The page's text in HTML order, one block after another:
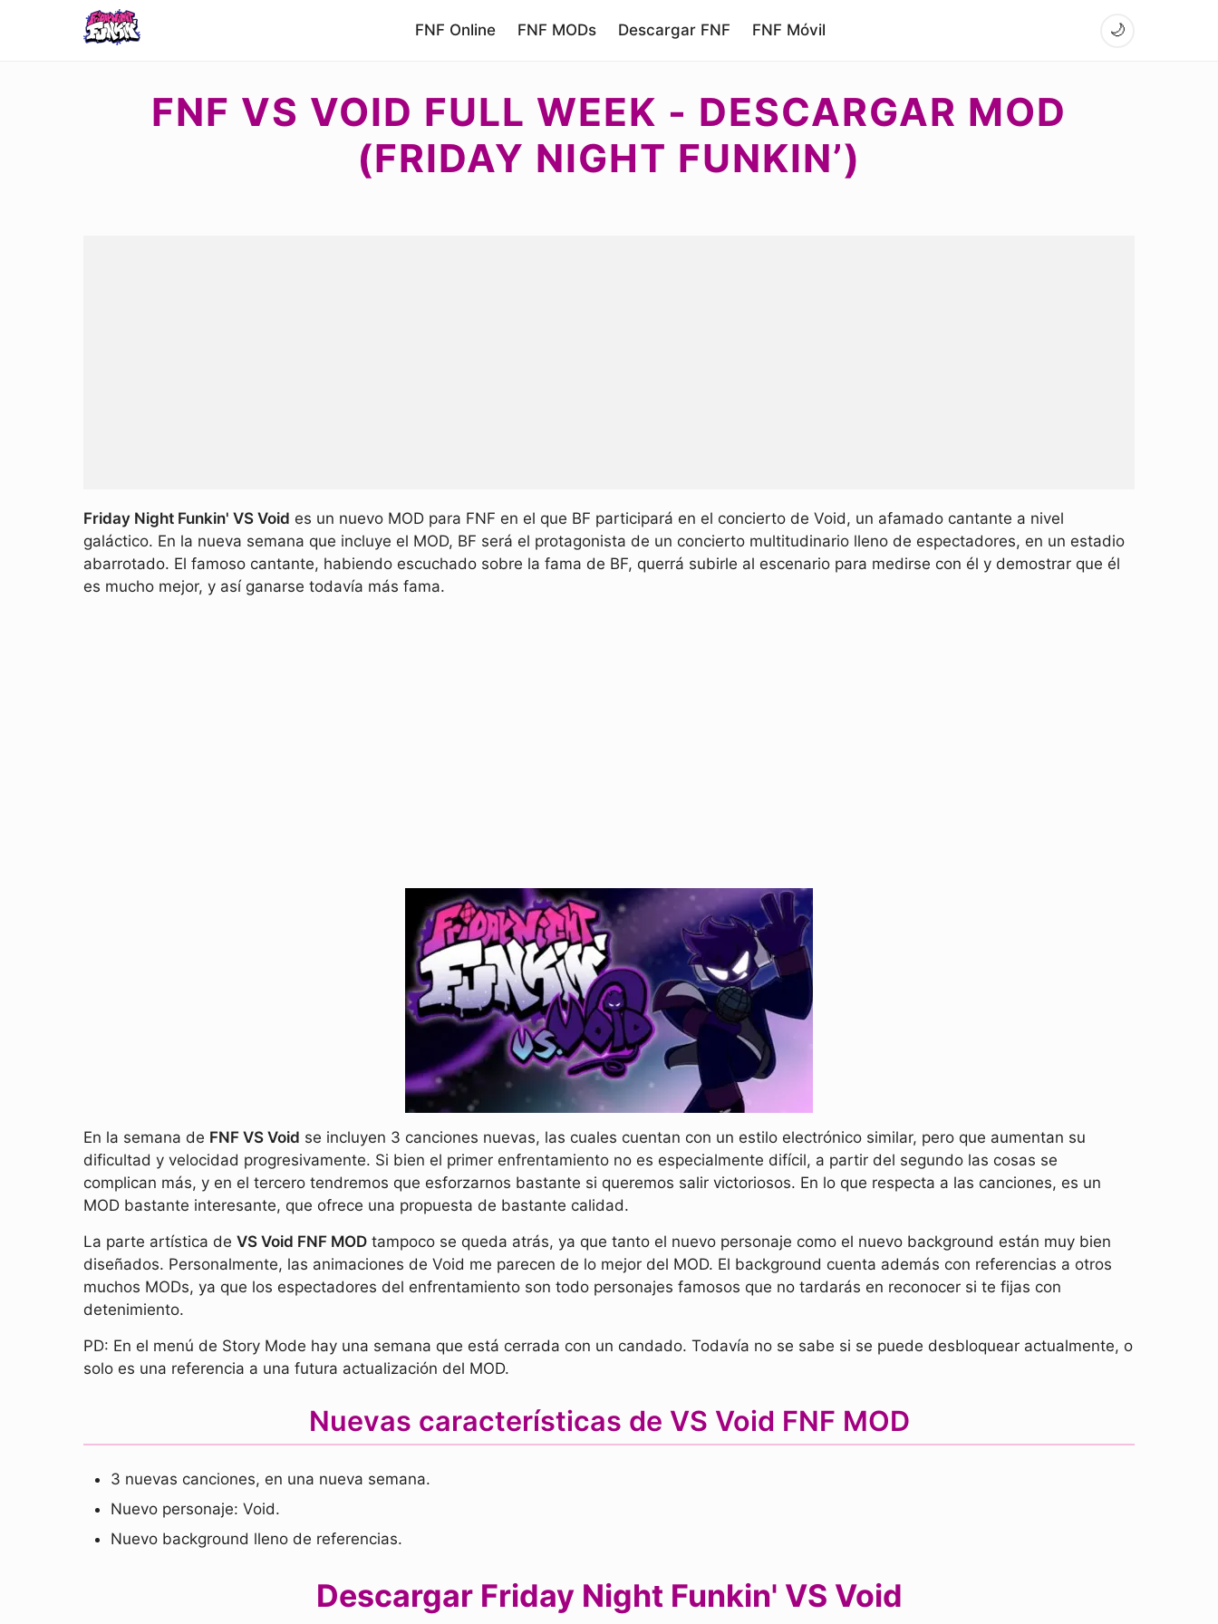
FNF Online FNF MODs Descargar FNF FNF Móvil 🌙
FNF VS VOID FULL WEEK - DESCARGAR MOD
(FRIDAY NIGHT FUNKIN’)
Friday Night Funkin' VS Void es un nuevo MOD para FNF en el que BF participará en el concierto de Void, un afamado cantante a nivel
galáctico. En la nueva semana que incluye el MOD, BF será el protagonista de un concierto multitudinario lleno de espectadores, en un estadio
abarrotado. El famoso cantante, habiendo escuchado sobre la fama de BF, querrá subirle al escenario para medirse con él y demostrar que él
es mucho mejor, y así ganarse todavía más fama.
En la semana de FNF VS Void se incluyen 3 canciones nuevas, las cuales cuentan con un estilo electrónico similar, pero que aumentan su
dificultad y velocidad progresivamente. Si bien el primer enfrentamiento no es especialmente difícil, a partir del segundo las cosas se
complican más, y en el tercero tendremos que esforzarnos bastante si queremos salir victoriosos. En lo que respecta a las canciones, es un
MOD bastante interesante, que ofrece una propuesta de bastante calidad.
La parte artística de VS Void FNF MOD tampoco se queda atrás, ya que tanto el nuevo personaje como el nuevo background están muy bien
diseñados. Personalmente, las animaciones de Void me parecen de lo mejor del MOD. El background cuenta además con referencias a otros
muchos MODs, ya que los espectadores del enfrentamiento son todo personajes famosos que no tardarás en reconocer si te fijas con
detenimiento.
PD: En el menú de Story Mode hay una semana que está cerrada con un candado. Todavía no se sabe si se puede desbloquear actualmente, o
solo es una referencia a una futura actualización del MOD.
Nuevas características de VS Void FNF MOD
3 nuevas canciones, en una nueva semana.
Nuevo personaje: Void.
Nuevo background lleno de referencias.
Descargar Friday Night Funkin' VS Void